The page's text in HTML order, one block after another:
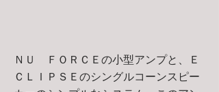
ＮＵ ＦＯＲＣＥの小型アンプと、Ｅ
ＣＬＩＰＳＥのシングルコーンスピー